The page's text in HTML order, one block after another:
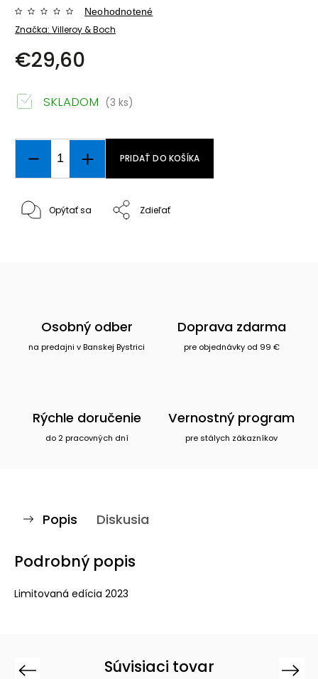
Značka: Villeroy & Boch
Neohodnotené
€29,60
SKLADOM (3 ks)
PRIDAŤ DO KOŠÍKA
Opýtať sa Zdieľať
Osobný odber
na predajni v Banskej Bystrici
Doprava zdarma
pre objednávky od 99 €
Rýchle doručenie
do 2 pracovných dní
Vernostný program
pre stálych zákazníkov
Popis Diskusia
Podrobný popis
Limitovaná edícia 2023
Súvisiaci tovar
Previous Next